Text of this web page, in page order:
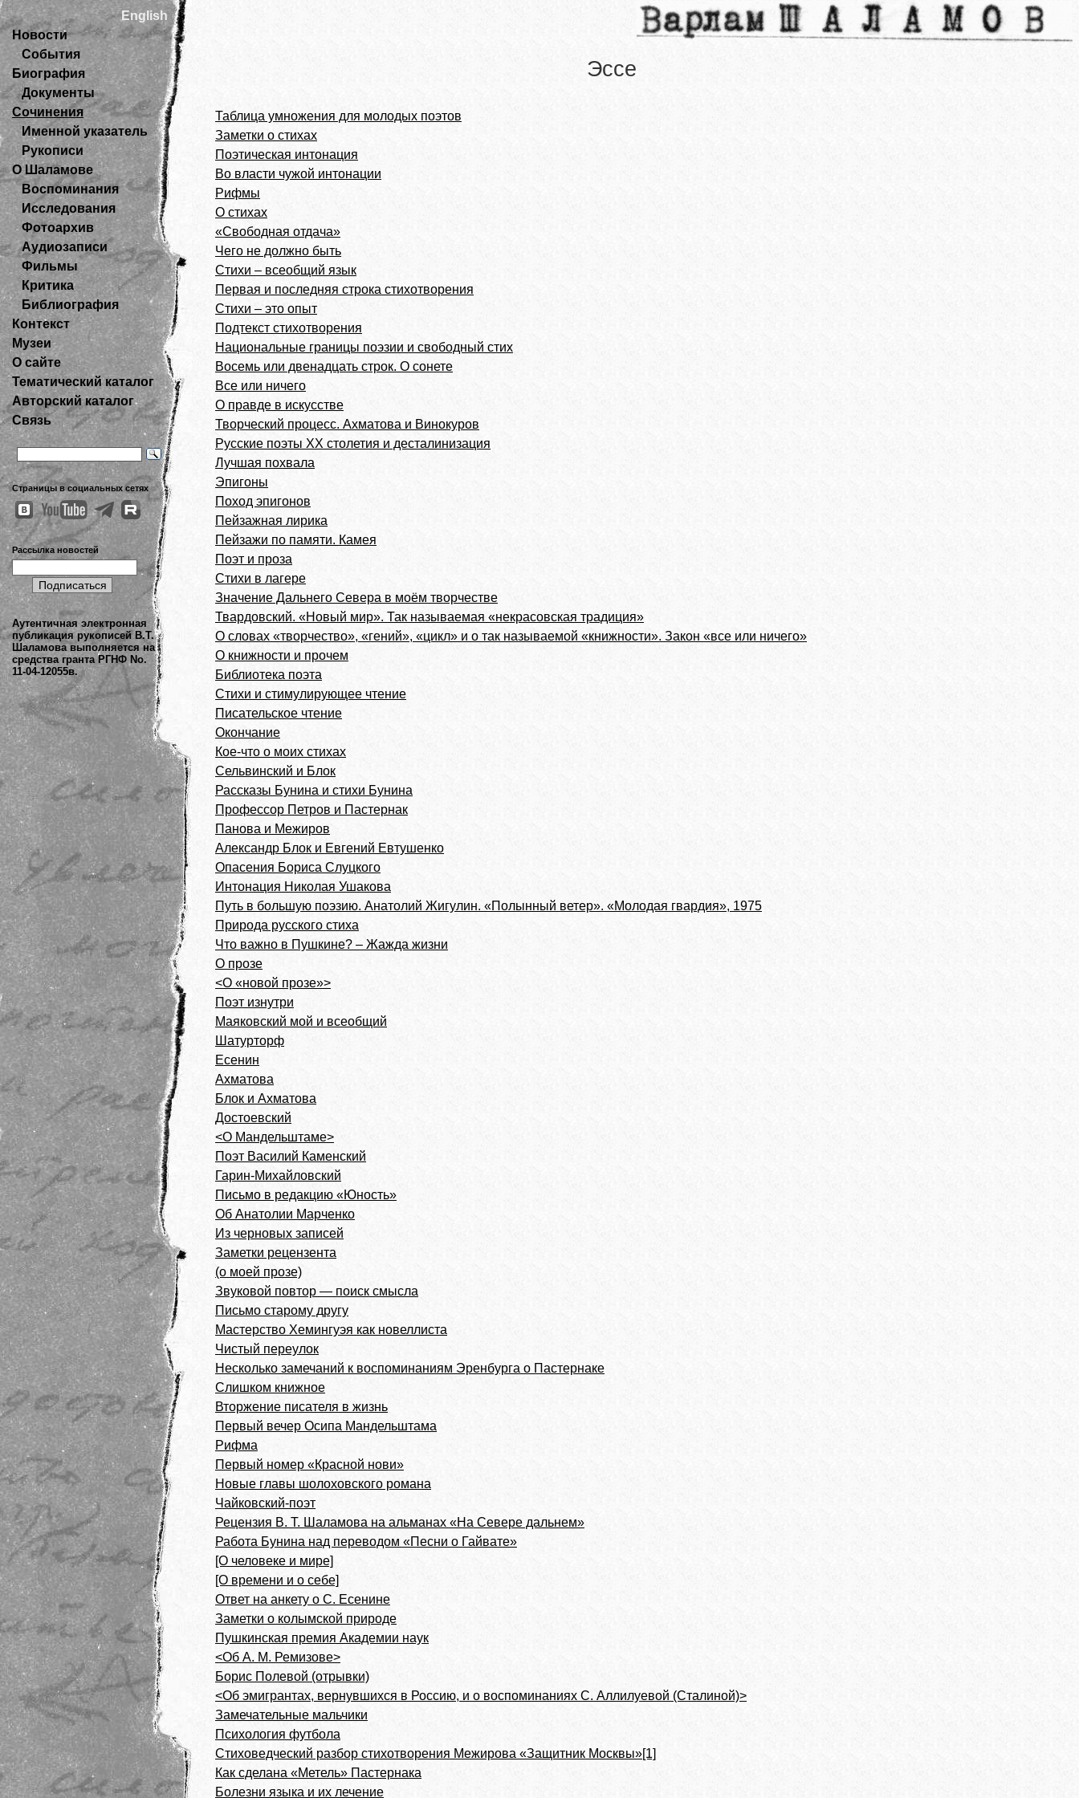
English
Новости
События
Биография
Документы
Сочинения
Именной указатель
Рукописи
О Шаламове
Воспоминания
Исследования
Фотоархив
Аудиозаписи
Фильмы
Критика
Библиография
Контекст
Музеи
О сайте
Тематический каталог
Авторский каталог
Связь
Страницы в социальных сетях
Рассылка новостей
Аутентичная электронная
публикация рукописей В.Т.
Шаламова выполняется на
средства гранта РГНФ No.
11-04-12055в.
Эссе
Таблица умножения для молодых поэтов
Заметки о стихах
Поэтическая интонация
Во власти чужой интонации
Рифмы
О стихах
«Свободная отдача»
Чего не должно быть
Стихи – всеобщий язык
Первая и последняя строка стихотворения
Стихи – это опыт
Подтекст стихотворения
Национальные границы поэзии и свободный стих
Восемь или двенадцать строк. O сонете
Все или ничего
О правде в искусстве
Творческий процесс. Ахматова и Винокуров
Русские поэты ХХ столетия и десталинизация
Лучшая похвала
Эпигоны
Поход эпигонов
Пейзажная лирика
Пейзажи по памяти. Камея
Поэт и проза
Стихи в лагере
Значение Дальнего Севера в моём творчестве
Твардовский. «Новый мир». Так называемая «некрасовская традиция»
О словах «творчество», «гений», «цикл» и о так называемой «книжности». Закон «все или ничего»
О книжности и прочем
Библиотека поэта
Стихи и стимулирующее чтение
Писательское чтение
Окончание
Кое-что о моих стихах
Сельвинский и Блок
Рассказы Бунина и стихи Бунина
Профессор Петров и Пастернак
Панова и Межиров
Александр Блок и Евгений Евтушенко
Опасения Бориса Слуцкого
Интонация Николая Ушакова
Путь в большую поэзию. Анатолий Жигулин. «Полынный ветер». «Молодая гвардия», 1975
Природа русского стиха
Что важно в Пушкине? – Жажда жизни
О прозе
<О «новой прозе»>
Поэт изнутри
Маяковский мой и всеобщий
Шатурторф
Есенин
Ахматова
Блок и Ахматова
Достоевский
<О Мандельштаме>
Поэт Василий Каменский
Гарин-Михайловский
Письмо в редакцию «Юность»
Об Анатолии Марченко
Из черновых записей
Заметки рецензента
(о моей прозе)
Звуковой повтор — поиск смысла
Письмо старому другу
Мастерство Хемингуэя как новеллиста
Чистый переулок
Несколько замечаний к воспоминаниям Эренбурга о Пастернаке
Слишком книжное
Вторжение писателя в жизнь
Первый вечер Осипа Мандельштама
Рифма
Первый номер «Красной нови»
Новые главы шолоховского романа
Чайковский-поэт
Рецензия В. Т. Шаламова на альманах «На Севере дальнем»
Работа Бунина над переводом «Песни о Гайвате»
[О человеке и мире]
[О времени и о себе]
Ответ на анкету о С. Есенине
Заметки о колымской природе
Пушкинская премия Академии наук
<Об А. М. Ремизове>
Борис Полевой (отрывки)
<Об эмигрантах, вернувшихся в Россию, и о воспоминаниях С. Аллилуевой (Сталиной)>
Замечательные мальчики
Психология футбола
Стиховедческий разбор стихотворения Межирова «Защитник Москвы»[1]
Как сделана «Метель» Пастернака
Болезни языка и их лечение